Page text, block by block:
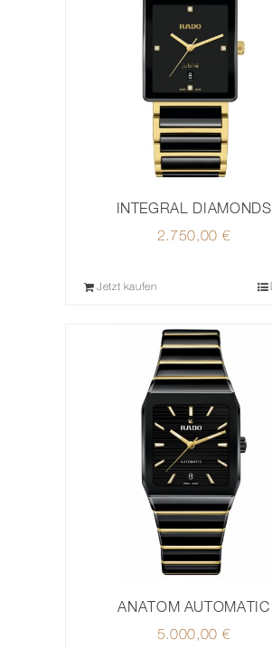
INTEGRAL DIAMONDS
2.750,00 €
Jetzt kaufen
ANATOM AUTOMATIC
5.000,00 €